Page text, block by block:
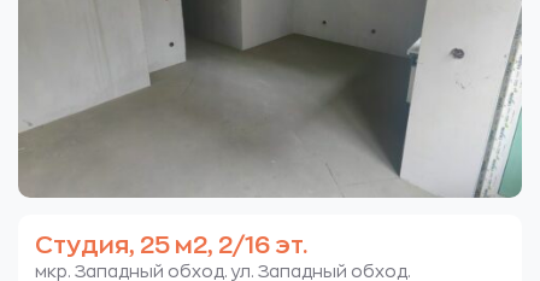
Студия, 25 м2, 2/16 эт.
мкр. Западный обход. ул. Западный обход.